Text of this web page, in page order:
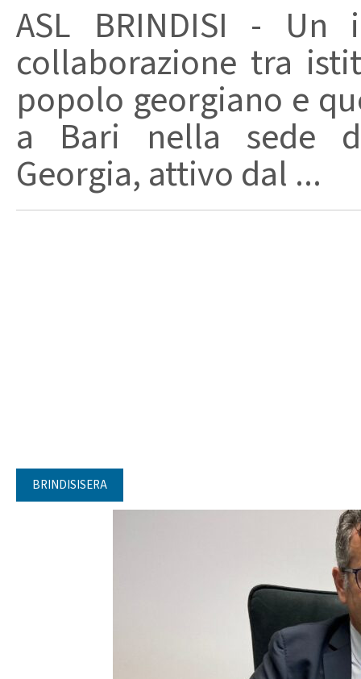
ASL BRINDISI - Un
collaborazione tra
popolo georgiano e
a Bari nella sede
Georgia, attivo dal ...
BRINDISISERA